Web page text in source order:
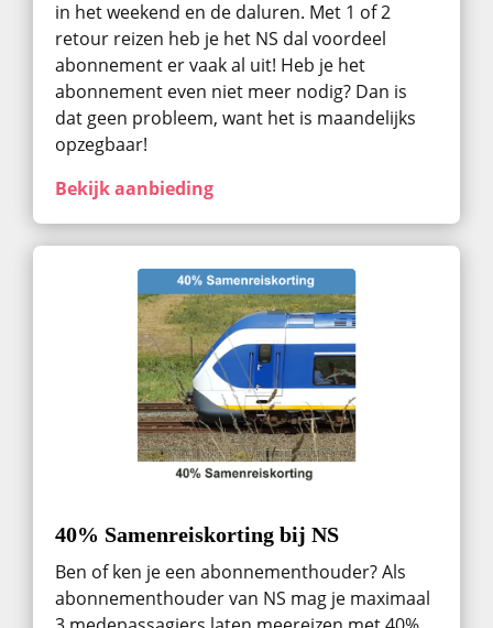
in het weekend en de daluren. Met 1 of 2
retour reizen heb je het NS dal voordeel
abonnement er vaak al uit! Heb je het
abonnement even niet meer nodig? Dan is
dat geen probleem, want het is maandelijks
opzegbaar!
Bekijk aanbieding
40% Samenreiskorting bij NS
Ben of ken je een abonnementhouder? Als
abonnementhouder van NS mag je maximaal